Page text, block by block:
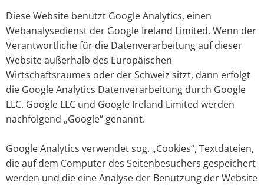
Diese Website benutzt Google Analytics, einen
Webanalysedienst der Google Ireland Limited. Wenn der
Verantwortliche für die Datenverarbeitung auf dieser
Website außerhalb des Europäischen
Wirtschaftsraumes oder der Schweiz sitzt, dann erfolgt
die Google Analytics Datenverarbeitung durch Google
LLC. Google LLC und Google Ireland Limited werden
nachfolgend „Google“ genannt.
Google Analytics verwendet sog. „Cookies“, Textdateien,
die auf dem Computer des Seitenbesuchers gespeichert
werden und die eine Analyse der Benutzung der Website